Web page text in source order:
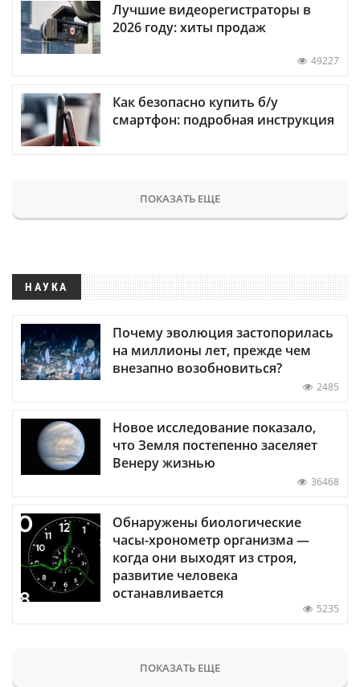
Лучшие видеорегистраторы в
2026 году: хиты продаж
49227
Как безопасно купить б/у
смартфон: подробная инструкция
ПОКАЗАТЬ ЕЩЕ
НАУКА
Почему эволюция застопорилась
на миллионы лет, прежде чем
внезапно возобновиться?
2485
Новое исследование показало,
что Земля постепенно заселяет
Венеру жизнью
36468
Обнаружены биологические
часы-хронометр организма —
когда они выходят из строя,
развитие человека
останавливается
5235
ПОКАЗАТЬ ЕЩЕ